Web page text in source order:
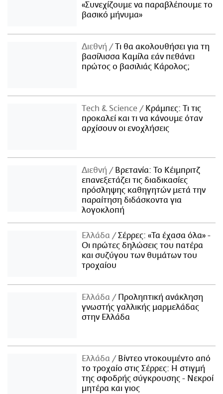
«Συνεχίζουμε να παραβλέπουμε το
βασικό μήνυμα»
Διεθνή
Τι θα ακολουθήσει για τη
βασίλισσα Καμίλα εάν πεθάνει
πρώτος ο βασιλιάς Κάρολος;
Τech & Science
Κράμπες: Τι τις
προκαλεί και τι να κάνουμε όταν
αρχίσουν οι ενοχλήσεις
Διεθνή
Βρετανία: Το Κέιμπριτζ
επανεξετάζει τις διαδικασίες
πρόσληψης καθηγητών μετά την
παραίτηση διδάσκοντα για
λογοκλοπή
Ελλάδα
Σέρρες: «Τα έχασα όλα» -
Οι πρώτες δηλώσεις του πατέρα
και συζύγου των θυμάτων του
τροχαίου
Ελλάδα
Προληπτική ανάκληση
γνωστής γαλλικής μαρμελάδας
στην Ελλάδα
Ελλάδα
Βίντεο ντοκουμέντο από
το τροχαίο στις Σέρρες: Η στιγμή
της σφοδρής σύγκρουσης - Νεκροί
μητέρα και γιος